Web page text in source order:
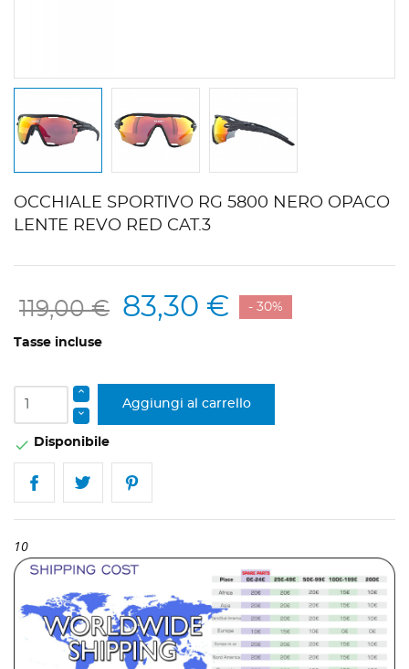
OCCHIALE SPORTIVO RG 5800 NERO OPACO
LENTE REVO RED CAT.3
119,00 € 83,30 € - 30%
Tasse incluse
Aggiungi al carrello
 Disponibile
10